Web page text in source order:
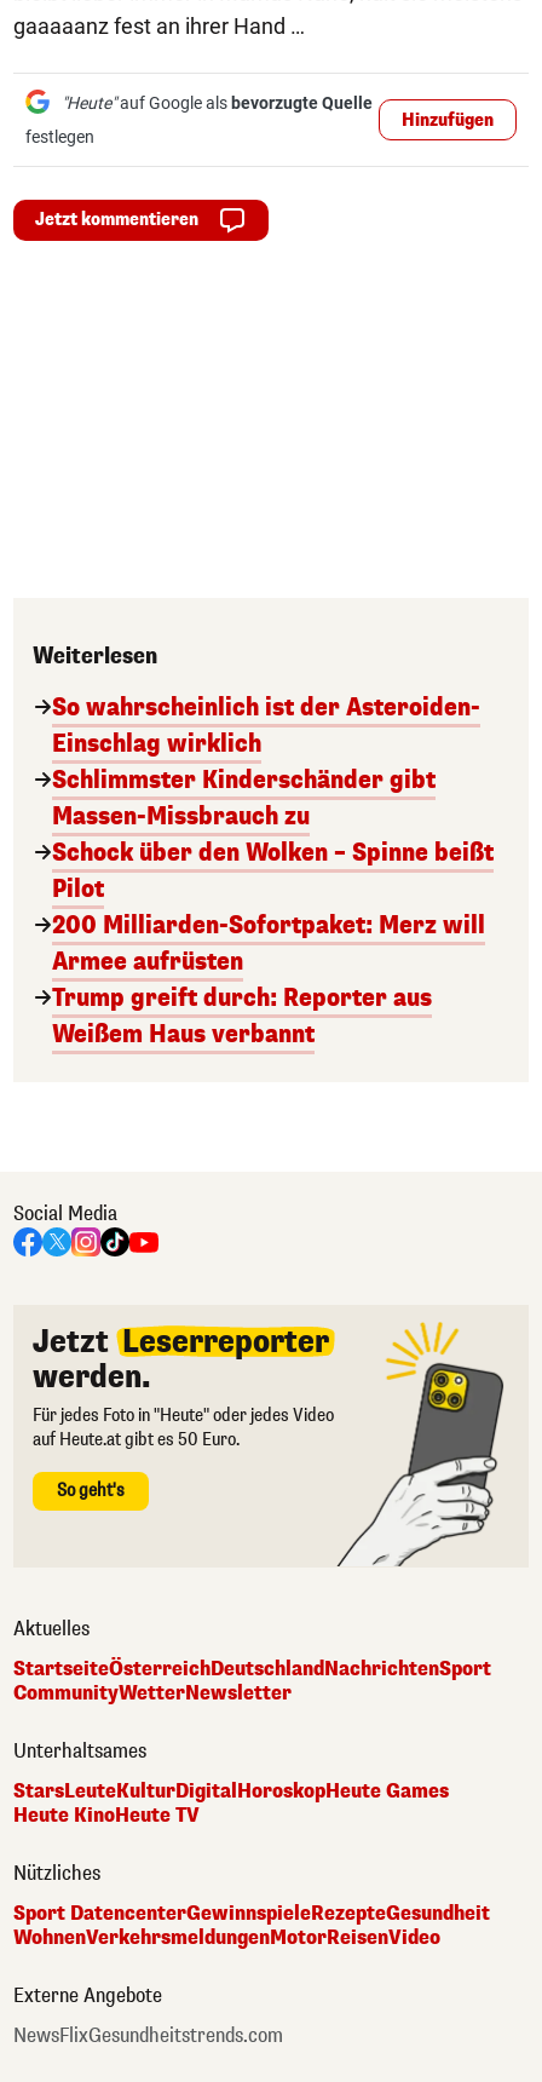
gaaaaanz fest an ihrer Hand …
"Heute"auf Google als bevorzugte Quelle
festlegen
Hinzufügen
Jetzt kommentieren
Weiterlesen
So wahrscheinlich ist der Asteroiden-
Einschlag wirklich
Schlimmster Kinderschänder gibt
Massen-Missbrauch zu
Schock über den Wolken – Spinne beißt
Pilot
200 Milliarden-Sofortpaket: Merz will
Armee aufrüsten
Trump greift durch: Reporter aus
Weißem Haus verbannt
Social Media
Jetzt Leserreporter
werden.
Für jedes Foto in "Heute" oder jedes Video
auf Heute.at gibt es 50 Euro.
So geht's
Aktuelles
StartseiteÖsterreichDeutschlandNachrichtenSport
CommunityWetterNewsletter
Unterhaltsames
StarsLeuteKulturDigital HoroskopHeute Games
Heute KinoHeute TV
Nützliches
Sport DatencenterGewinnspieleRezepteGesundheit
WohnenVerkehrsmeldungenMotorReisenVideo
Externe Angebote
NewsFlixGesundheitstrends.com